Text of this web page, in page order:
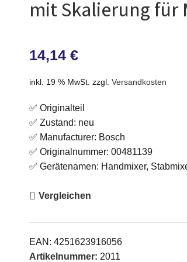
mit Skalierung für
14,14 €
inkl. 19 % MwSt. zzgl. Versandkosten
✅ Originalteil
✅ Zustand: neu
✅ Manufacturer: Bosch
✅ Originalnummer: 00481139
✅ Gerätenamen: Handmixer,
Vergleichen
EAN: 4251623916056
Artikelnummer: 2011